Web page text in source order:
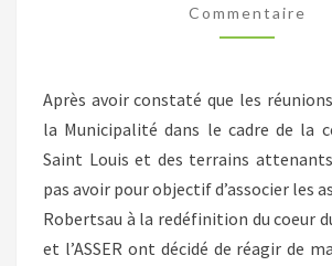
LA
Commentaire
Après avoir constaté que les
la Municipalité dans le cadre de la
Saint Louis et des terrains
pas avoir pour objectif d’associer les
Robertsau à la redéfinition du coeur
et l’ASSER ont décidé de réagir de